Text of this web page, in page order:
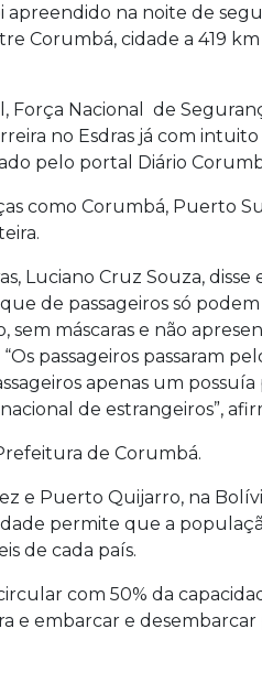
apreendido na noite de
Corumbá, cidade a 419
Força Nacional de
no Esdras já com
pelo portal Diário
como Corumbá, Puerto
Luciano Cruz Souza, disse
de passageiros só podem
sem máscaras e não
passageiros passaram
apenas um
de estrangeiros”,
de Corumbá.
e Puerto Quijarro, na
permite que a
de cada país.
com 50% da
e embarcar e desembarcar